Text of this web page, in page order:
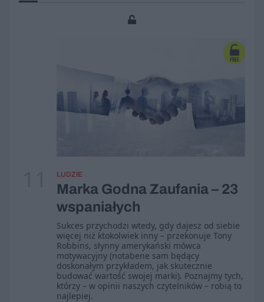
LUDZIE
Marka Godna Zaufania – 23
wspaniałych
Sukces przychodzi wtedy, gdy dajesz od siebie
więcej niż ktokolwiek inny – przekonuje Tony
Robbins, słynny amerykański mówca
motywacyjny (notabene sam będący
doskonałym przykładem, jak skutecznie
budować wartość swojej marki). Poznajmy tych,
którzy – w opinii naszych czytelników – robią to
najlepiej.